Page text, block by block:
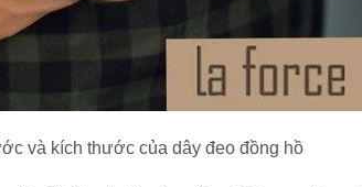
và kích thước của dây đeo đồng hồ